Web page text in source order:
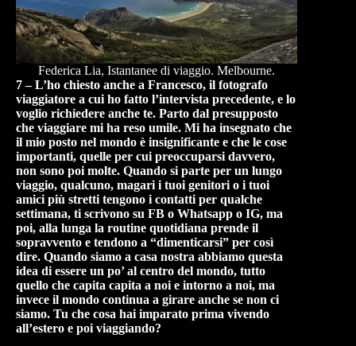
Federica Lia, Istantanee di viaggio. Melbourne.
7 – L’ho chiesto anche a Francesco, il fotografo
viaggiatore a cui ho fatto l’intervista precedente, e lo
voglio richiedere anche te. Parto dal presupposto
che viaggiare mi ha reso umile. Mi ha insegnato che
il mio posto nel mondo è insignificante e che le cose
importanti, quelle per cui preoccuparsi davvero,
non sono poi molte. Quando si parte per un lungo
viaggio, qualcuno, magari i tuoi genitori o i tuoi
amici più stretti tengono i contatti per qualche
settimana, ti scrivono su FB o Whatsapp o IG, ma
poi, alla lunga la routine quotidiana prende il
sopravvento e tendono a “dimenticarsi” per così
dire. Quando siamo a casa nostra abbiamo questa
idea di essere un po’ al centro del mondo, tutto
quello che capita capita a noi e intorno a noi, ma
invece il mondo continua a girare anche se non ci
siamo. Tu che cosa hai imparato prima vivendo
all’estero e poi viaggiando?